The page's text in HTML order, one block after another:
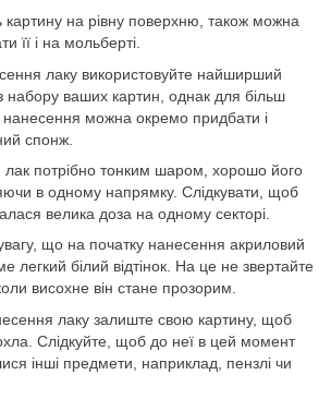
картину на рівну поверхню, також можна
її і на мольберті.
лаку використовуйте найширший
набору ваших картин, однак для більш
нанесення можна окремо придбати і
спонж.
лак потрібно тонким шаром, хорошо його
в одному напрямку. Слідкувати, щоб
велика доза на одному секторі.
що на початку нанесення акриловий
легкий білий відтінок. На це не звертайте
висохне він стане прозорим.
лаку залиште свою картину, щоб
Слідкуйте, щоб до неї в цей момент
інші предмети, наприклад, пензлі чи